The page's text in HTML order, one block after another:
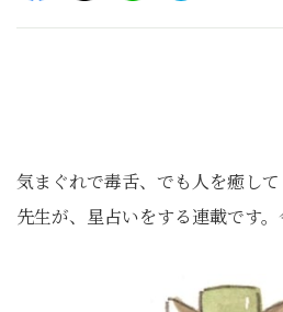
気まぐれで毒舌、でも人を癒し
先生が、星占いをする連載です